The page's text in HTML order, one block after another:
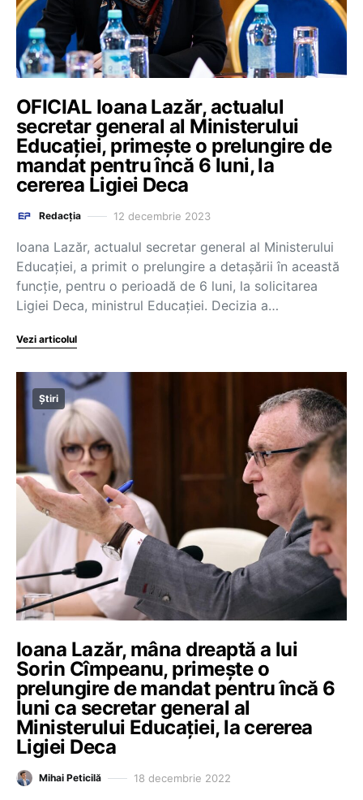
OFICIAL Ioana Lazăr, actualul
secretar general al Ministerului
Educației, primește o prelungire de
mandat pentru încă 6 luni, la
cererea Ligiei Deca
Redacția 12 decembrie 2023
Ioana Lazăr, actualul secretar general al Ministerului
Educației, a primit o prelungire a detașării în această
funcție, pentru o perioadă de 6 luni, la solicitarea
Ligiei Deca, ministrul Educației. Decizia a…
Vezi articolul
Știri
Ioana Lazăr, mâna dreaptă a lui
Sorin Cîmpeanu, primește o
prelungire de mandat pentru încă 6
luni ca secretar general al
Ministerului Educației, la cererea
Ligiei Deca
Mihai Peticilă 18 decembrie 2022